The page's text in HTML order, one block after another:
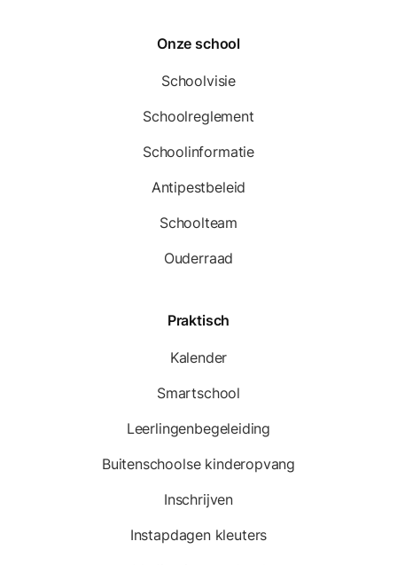
Onze school
Schoolvisie
Schoolreglement
Schoolinformatie
Antipestbeleid
Schoolteam
Ouderraad
Praktisch
Kalender
Smartschool
Leerlingenbegeleiding
Buitenschoolse kinderopvang
Inschrijven
Instapdagen kleuters